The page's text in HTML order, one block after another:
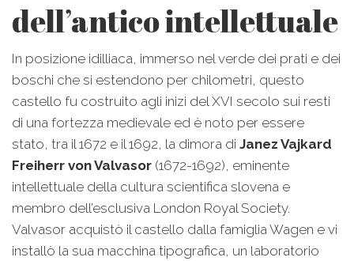
dell’antico intellettuale
In posizione idilliaca, immerso nel verde dei prati e dei
boschi che si estendono per chilometri, questo
castello fu costruito agli inizi del XVI secolo sui resti
di una fortezza medievale ed è noto per essere
stato, tra il 1672 e il 1692, la dimora di Janez Vajkard
Freiherr von Valvasor (1672-1692), eminente
intellettuale della cultura scientifica slovena e
membro dell’esclusiva London Royal Society.
Valvasor acquistò il castello dalla famiglia Wagen e vi
installò la sua macchina tipografica, un laboratorio